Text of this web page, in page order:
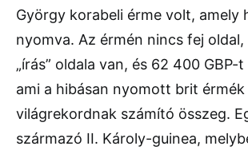
György korabeli érme volt, amely
nyomva. Az érmén nincs fej
„írás” oldala van, és 62 400 GBP-
ami a hibásan nyomott brit
világrekordnak számító összeg.
származó II. Károly-guinea,